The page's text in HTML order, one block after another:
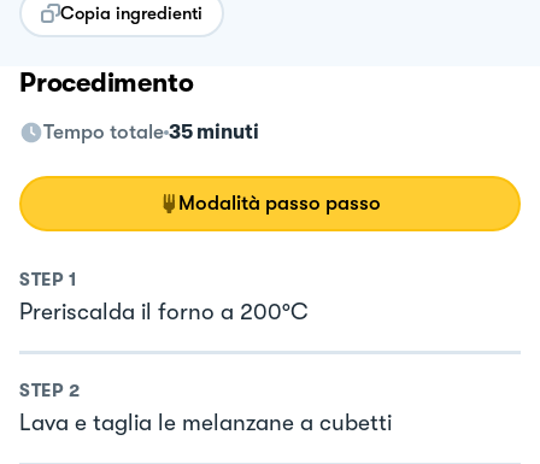
Copia ingredienti
Procedimento
Tempo totale 35 minuti
Modalità passo passo
STEP 1
Preriscalda il forno a 200°C
STEP 2
Lava e taglia le melanzane a cubetti